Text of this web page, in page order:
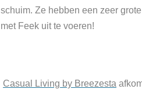
schuim. Ze hebben een zeer
met Feek uit te voeren!
Casual Living by Breezesta